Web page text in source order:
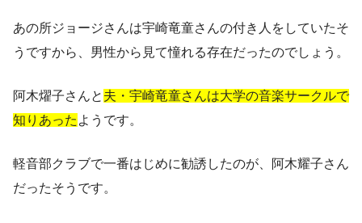
あの所ジョージさんは宇崎竜童さんの付き人をしていたそ
うですから
、男性から見て憧れる存在だったのでしょう。
阿木燿子さんと 夫・宇崎竜童さんは大学の音楽サークルで
知りあった ようです。
軽音部クラブで一番はじめに勧誘したのが、阿木耀子さん
だったそうです。